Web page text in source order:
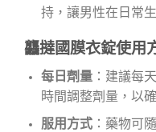
持，讓男性在日常
龘撻國膜衣錠使用
每日劑量：建議每
時間調整劑量，以
服用方式：藥物可